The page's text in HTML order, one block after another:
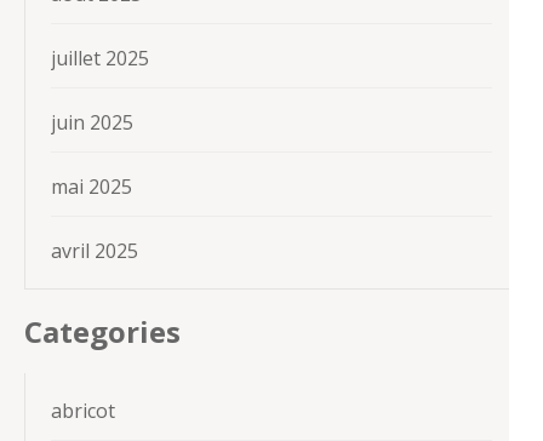
juillet 2025
juin 2025
mai 2025
avril 2025
Categories
abricot